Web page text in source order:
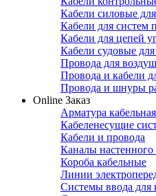
Кабели силовые
Кабели для систем
Кабели для цепей
Кабели судовые
Провода для
Провода и кабели
Провода и шнуры
Online Заказ
Арматура
Кабеленесущие
Кабели и провода
Каналы
Короба кабельные
Линии
Системы ввода для